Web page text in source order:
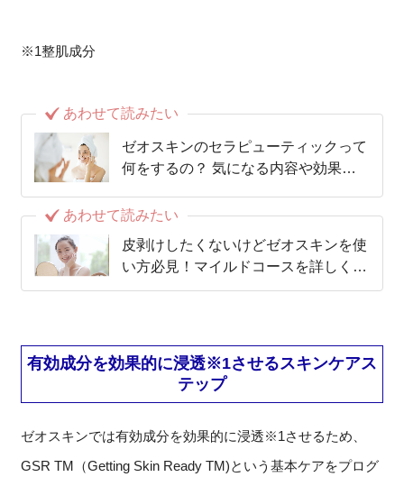
※1整肌成分
あわせて読みたい
ゼオスキンのセラピューティックって
何をするの？ 気になる内容や効果を
あわせて読みたい
皮剥けしたくないけどゼオスキンを使
い方必見！マイルドコースを詳しく解
説
有効成分を効果的に浸透※1させるスキンケアス
テップ
ゼオスキンでは有効成分を効果的に浸透※1させるため、
GSR TM（Getting Skin Ready TM)という基本ケアをプログ